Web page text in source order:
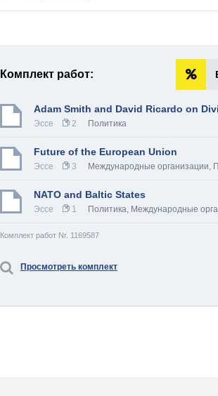
Комплект работ:
Adam Smith and David Ricardo on
Эссе 2 Политика
Future of the European Union
Эссе 3 Международные организации,
NATO and Baltic States
Эссе 1 Политика, Международные
Комплект работ Nr. 1169587
Просмотреть комплект